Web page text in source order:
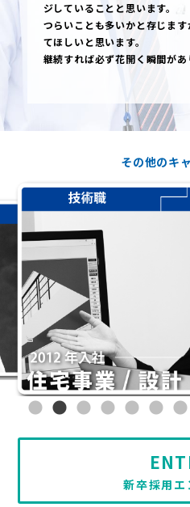
ジしていることと思います。
つらいことも多いかと存じま
てほしいと思います。
継続すれば必ず花開く瞬間があ
その他のキ
新卒採用エ